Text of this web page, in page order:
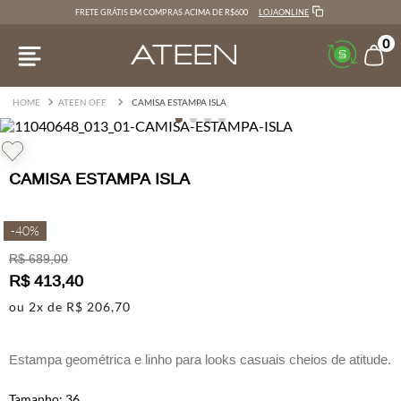
FRETE GRÁTIS EM COMPRAS ACIMA DE R$600 LOJAONLINE
0
ATEEN OFF CAMISA ESTAMPA ISLA
CAMISA ESTAMPA ISLA
-40%
R$ 689,00
R$ 413,40
ou 2x de R$ 206,70
Estampa geométrica e linho para looks casuais cheios de atitude.
Com blend de linho e viscose, o tecido combina leveza e